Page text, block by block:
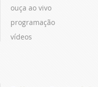
ouça ao vivo
programação
vídeos